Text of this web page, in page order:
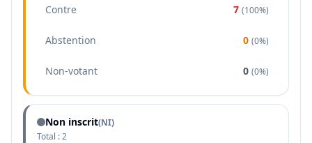
Contre 7 (100%)
Abstention 0 (0%)
Non-votant 0 (0%)
Non inscrit(NI)
Total :2